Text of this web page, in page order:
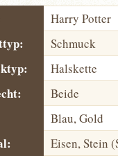
Harry Potter
Schmuck
Halskette
Beide
Blau, Gold
Eisen, Stein